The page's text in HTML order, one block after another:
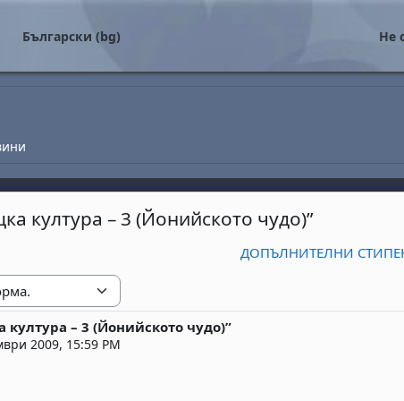
Български ‎(bg)‎ Не
култура – 3 (Йонийското чудо)”
ДОПЪЛНИТЕЛНИ
– 3 (Йонийското чудо)”
2009, 15:59 PM